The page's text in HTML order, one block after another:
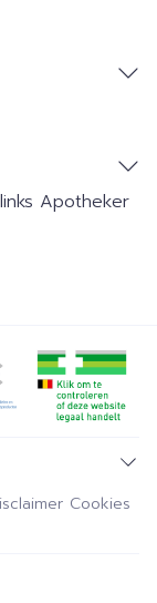
Apotheker
Cookies